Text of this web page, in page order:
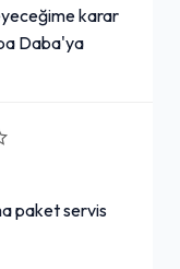
karar
Daba'ya
paket servis